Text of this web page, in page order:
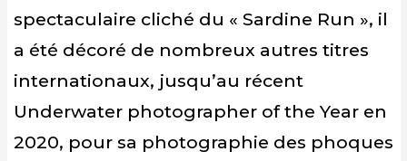
spectaculaire cliché du « Sardine Run », il
a été décoré de nombreux autres titres
internationaux, jusqu’au récent
Underwater photographer of the Year en
2020, pour sa photographie des phoques